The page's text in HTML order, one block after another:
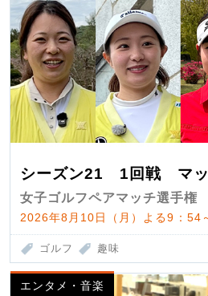
シーズン21 1回戦 マッ
女子ゴルフペアマッチ選手権
2026年8月10日（月）よる9：54
ゴルフ 趣味
エンタメ・音楽